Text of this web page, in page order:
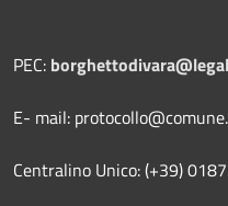
PEC:
E- mail:
Centralino Unico: (+39)